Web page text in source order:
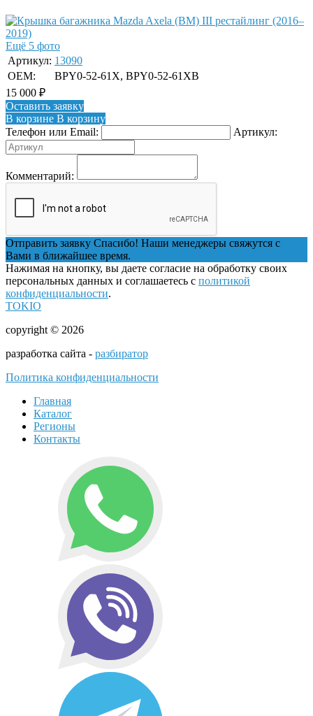
Ещё 5 фото
Артикул: 13090
OEM:
BPY0-52-61X, BPY0-52-61XB
15 000 ₽
Оставить заявку
В корзине В корзину
Телефон или Email:
Артикул:
Комментарий:
Отправить заявку Спасибо! Наши менеджеры свяжутся с
Вами в ближайшее время.
Нажимая на кнопку, вы даете согласие на обработку своих
персональных данных и соглашаетесь с политикой
конфиденциальности.
TOKIO
copyright © 2026
разработка сайта - разбиратор
Политика конфиденциальности
Главная
Каталог
Регионы
Контакты